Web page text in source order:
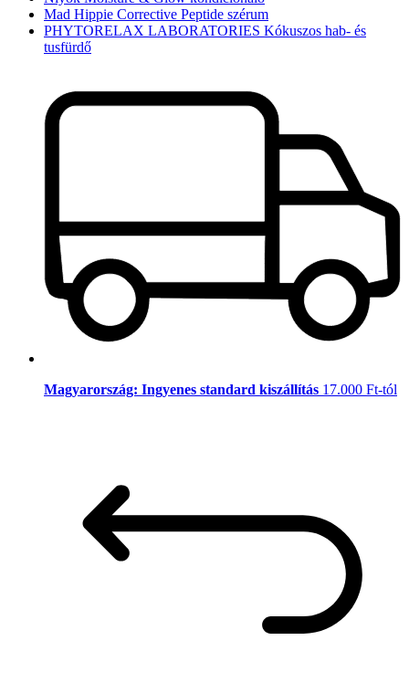
Mad Hippie Corrective Peptide szérum
PHYTORELAX LABORATORIES Kókuszos hab- és
tusfürdő
Magyarország: Ingyenes standard kiszállítás 17.000 Ft-tól